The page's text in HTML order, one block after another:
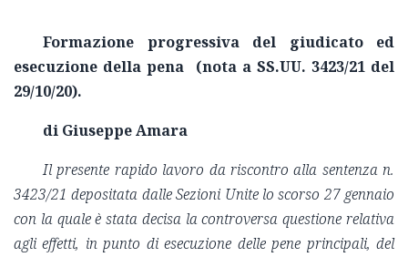
Formazione progressiva del giudicato ed
esecuzione della pena (nota a SS.UU. 3423/21 del
29/10/20).
di Giuseppe Amara
Il presente rapido lavoro da riscontro alla sentenza n.
3423/21 depositata dalle Sezioni Unite lo scorso 27 gennaio
con la quale è stata decisa la controversa questione relativa
agli effetti, in punto di esecuzione delle pene principali, del